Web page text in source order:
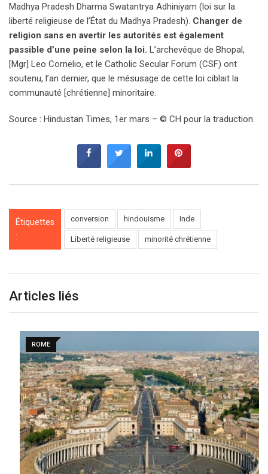
Madhya Pradesh Dharma Swatantrya Adhiniyam (loi sur la
liberté religieuse de l’État du Madhya Pradesh). Changer de
religion sans en avertir les autorités est également
passible d’une peine selon la loi. L’archevêque de Bhopal,
[Mgr] Leo Cornelio, et le Catholic Secular Forum (CSF) ont
soutenu, l’an dernier, que le mésusage de cette loi ciblait la
communauté [chrétienne] minoritaire.
Source : Hindustan Times, 1er mars – © CH pour la traduction.
Étiquettes
:
conversion hindouisme Inde
Liberté religieuse minorité chrétienne
Articles liés
ROME